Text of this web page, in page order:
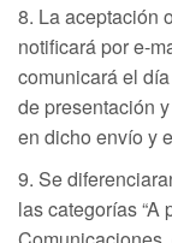
8. La aceptación
notificará por e-
comunicará el
de presentación
en dicho envío y
9. Se
las categorías “A